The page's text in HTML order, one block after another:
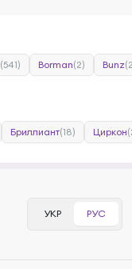
(541) Borman(2) Bunz
Бриллиант(18) Циркон
УКР РУС